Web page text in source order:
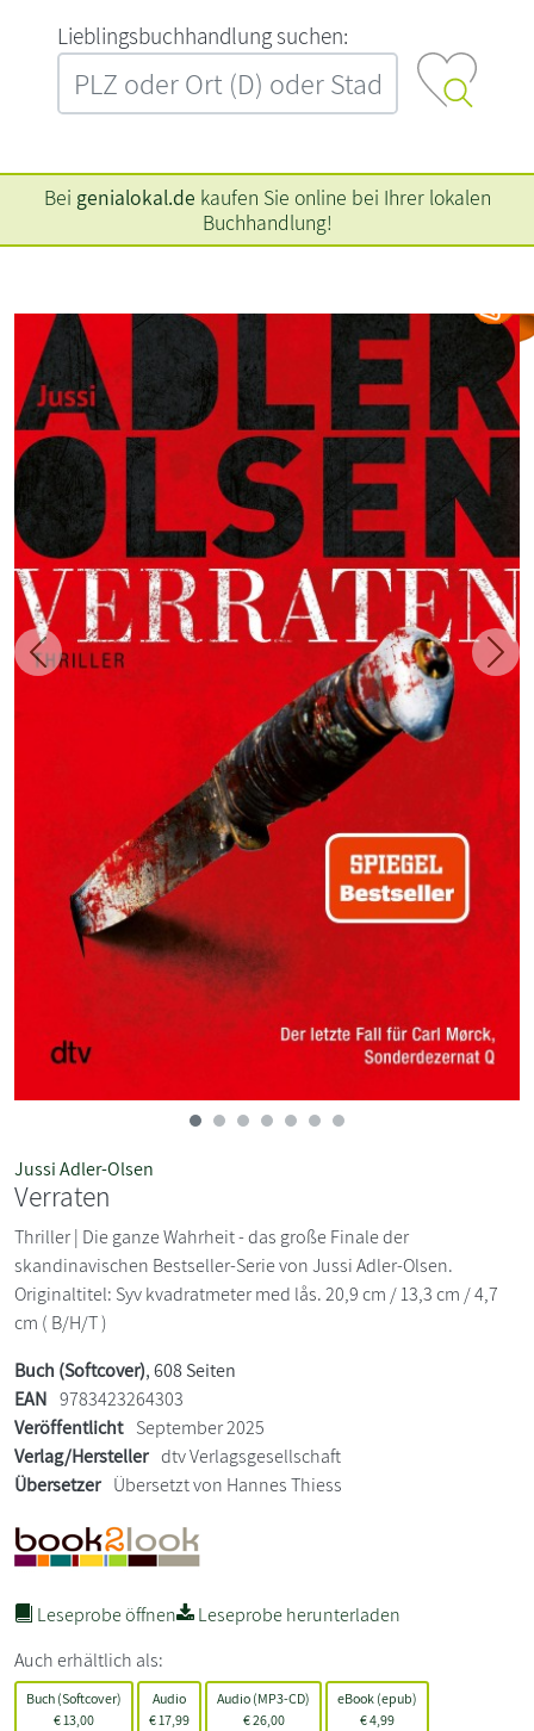
L‍i‍e‍b‍l‍i‍n‍g‍s‍b‍u‍c‍h‍h‍a‍n‍d‍l‍u‍n‍g‍ ‍s‍u‍c‍h‍e‍n‍:‍
Bei genialokal.de kaufen Sie online bei Ihrer lokalen
Buchhandlung!
Zurück
Jussi Adler-Olsen
Verraten
Thriller | Die ganze Wahrheit - das große Finale der
skandinavischen Bestseller-Serie von Jussi Adler-Olsen.
Originaltitel: Syv kvadratmeter med lås. 20,9 cm / 13,3 cm / 4,7
cm ( B/H/T )
Buch (Softcover), 608 Seiten
EAN 9783423264303
Veröffentlicht September 2025
Verlag/Hersteller dtv Verlagsgesellschaft
Übersetzer Übersetzt von Hannes Thiess
Leseprobe öffnen
Leseprobe herunterladen
Auch erhältlich als:
Buch (Softcover)
€13,00
Audio
€17,99
Audio (MP3-CD)
€26,00
eBook (epub)
€4,99